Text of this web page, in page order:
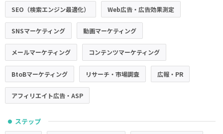
SEO（検索エンジン最適化） Web広告・広告効果測定
SNSマーケティング 動画マーケティング
メールマーケティング コンテンツマーケティング
BtoBマーケティング リサーチ・市場調査 広報・PR
アフィリエイト広告・ASP
● ステップ